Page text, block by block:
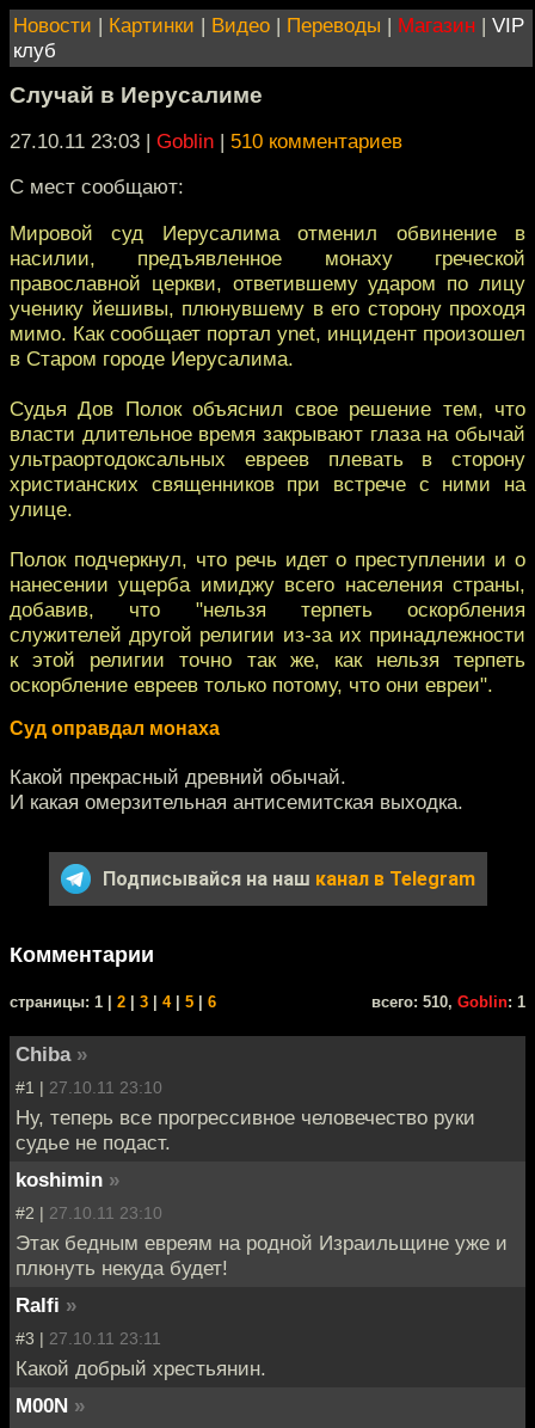
Новости | Картинки | Видео | Переводы | Магазин | VIP
клуб
Случай в Иерусалиме
27.10.11 23:03 | Goblin | 510 комментариев
С мест сообщают:
Мировой суд Иерусалима отменил обвинение в
насилии, предъявленное монаху греческой
православной церкви, ответившему ударом по лицу
ученику йешивы, плюнувшему в его сторону проходя
мимо. Как сообщает портал ynet, инцидент произошел
в Старом городе Иерусалима.
Судья Дов Полок объяснил свое решение тем, что
власти длительное время закрывают глаза на обычай
ультраортодоксальных евреев плевать в сторону
христианских священников при встрече с ними на
улице.
Полок подчеркнул, что речь идет о преступлении и о
нанесении ущерба имиджу всего населения страны,
добавив, что "нельзя терпеть оскорбления
служителей другой религии из-за их принадлежности
к этой религии точно так же, как нельзя терпеть
оскорбление евреев только потому, что они евреи".
Суд оправдал монаха
Какой прекрасный древний обычай.
И какая омерзительная антисемитская выходка.
Подписывайся на наш канал в Telegram
Комментарии
cтраницы: 1 | 2 3 4| 5 6 всего: 510, Goblin: 1
Chiba »
#1 | 27.10.11 23:10
Ну, теперь все прогрессивное человечество руки
судье не подаст.
koshimin »
#2 | 27.10.11 23:10
Этак бедным евреям на родной Израильщине уже и
плюнуть некуда будет!
Ralfi »
#3 | 27.10.11 23:11
Какой добрый хрестьянин.
M00N »